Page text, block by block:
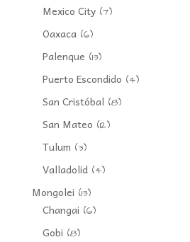
Mexico City(7)
Oaxaca(6)
Palenque (13)
Puerto Escondido (4)
San Cristóbal (8)
San Mateo (12)
Tulum (3)
Valladolid(4)
Mongolei (13)
Changai (6)
Gobi (8)